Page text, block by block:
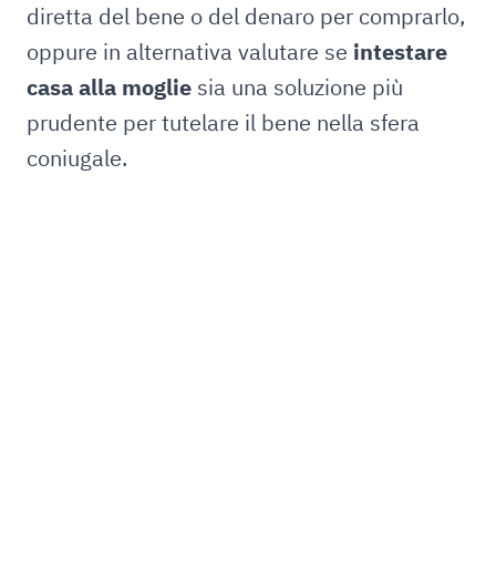
diretta del bene o del denaro per comprarlo,
oppure in alternativa valutare se intestare
casa alla moglie sia una soluzione più
prudente per tutelare il bene nella sfera
coniugale.